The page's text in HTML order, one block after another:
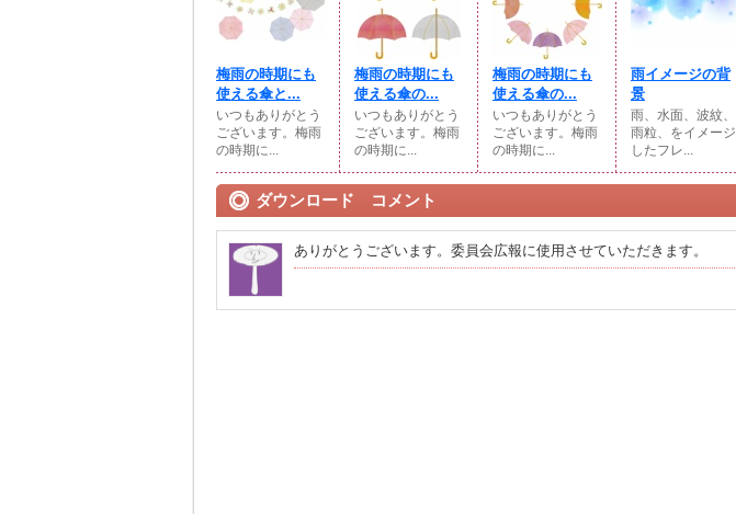
梅雨の時期にも
使える傘と...
いつもありがとう
ございます。梅雨
の時期に...
梅雨の時期にも
使える傘の...
いつもありがとう
ございます。梅雨
の時期に...
梅雨の時期にも
使える傘の...
いつもありがとう
ございます。梅雨
の時期に...
雨イメージの背
景
雨、水面、波紋、
雨粒、をイメージ
したフレ...
ダウンロード コメント
ありがとうございます。委員会広報に使用させていただきます。